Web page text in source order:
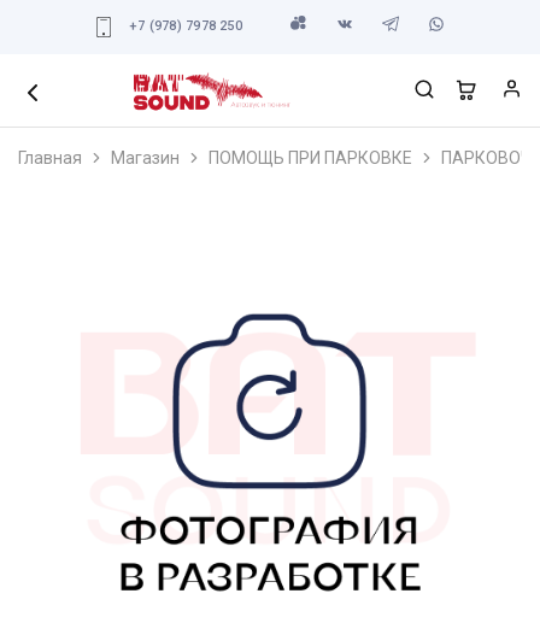
+7 (978) 7978 250
Главная Магазин ПОМОЩЬ ПРИ ПАРКОВКЕ